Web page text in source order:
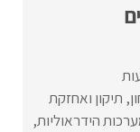
תיקון ואחזקת
הידראוליות,